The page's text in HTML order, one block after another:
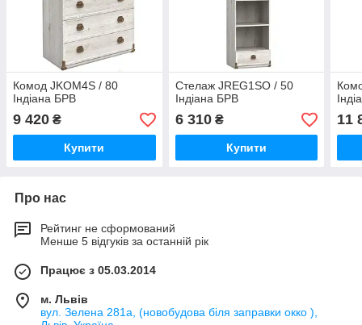
Комод JKOM4S / 80
Індіана БРВ
9 420 ₴
Купити
Стелаж JREG1SO / 50
Індіана БРВ
6 310₴
Купити
11
Про нас
Рейтинг не сформований
Менше 5 відгуків за останній рік
Працює з 05.03.2014
м. Львів
вул. Зелена 281а, (новобудова біля заправки окко ),